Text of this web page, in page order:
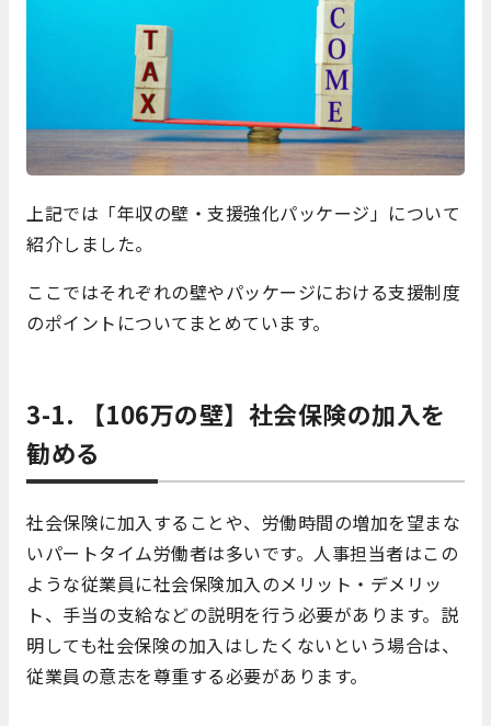
上記では「年収の壁・支援強化パッケージ」について
紹介しました。
ここではそれぞれの壁やパッケージにおける支援制度
のポイントについてまとめています。
3-1. 【106万の壁】社会保険の加入を
勧める
社会保険に加入することや、労働時間の増加を望まな
いパートタイム労働者は多いです。人事担当者はこの
ような従業員に社会保険加入のメリット・デメリッ
ト、手当の支給などの説明を行う必要があります。説
明しても社会保険の加入はしたくないという場合は、
従業員の意志を尊重する必要があります。